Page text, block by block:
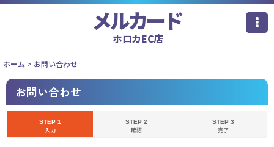
メルカード
ホロカEC店
ホーム > お問い合わせ
お問い合わせ
STEP 1
入力
STEP 2
確認
STEP 3
完了